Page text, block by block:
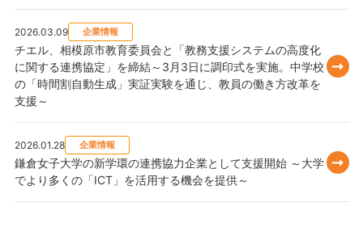
2026.03.09 企業情報
チエル、相模原市教育委員会と「教務支援システムの高度化
に関する連携協定」を締結～3月3日に調印式を実施。中学校
の「時間割自動生成」実証実験を通じ、教員の働き方改革を
支援～
2026.01.28 企業情報
鎌倉女子大学の新学環の連携協力企業として支援開始 ～大学
でより多くの「ICT」を活用する機会を提供～